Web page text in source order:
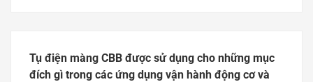
Tụ điện màng CBB được sử dụng cho những mục
đích gì trong các ứng dụng vận hành động cơ và